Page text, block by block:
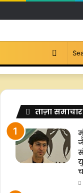
Switch
skin
ताज़ा समाचार